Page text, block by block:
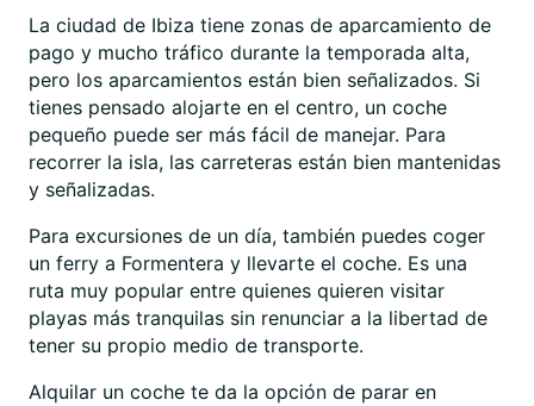
La ciudad de Ibiza tiene zonas de aparcamiento de
pago y mucho tráfico durante la temporada alta,
pero los aparcamientos están bien señalizados. Si
tienes pensado alojarte en el centro, un coche
pequeño puede ser más fácil de manejar. Para
recorrer la isla, las carreteras están bien mantenidas
y señalizadas.
Para excursiones de un día, también puedes coger
un ferry a Formentera y llevarte el coche. Es una
ruta muy popular entre quienes quieren visitar
playas más tranquilas sin renunciar a la libertad de
tener su propio medio de transporte.
Alquilar un coche te da la opción de parar en